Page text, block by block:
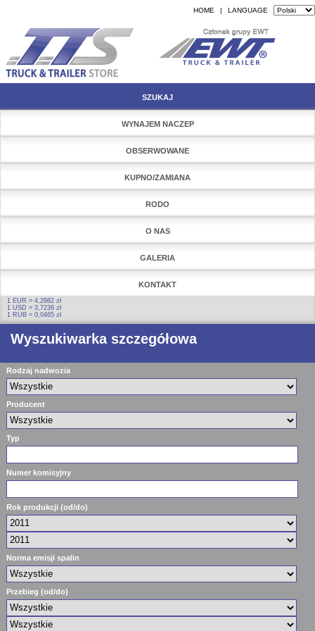
HOME | LANGUAGE
SZUKAJ
WYNAJEM NACZEP
OBSERWOWANE
KUPNO/ZAMIANA
RODO
O NAS
GALERIA
KONTAKT
1 EUR = 4,2982 zł
1 USD = 3,7236 zł
1 RUB = 0,0465 zł
Wyszukiwarka szczegółowa
Rodzaj nadwozia
Producent
Typ
Numer komisyjny
Rok produkcji (od/do)
Norma emisji spalin
Przebieg (od/do)